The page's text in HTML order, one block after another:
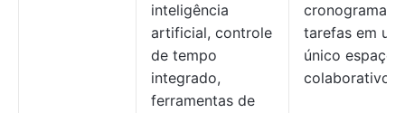
inteligência
artificial, controle
de tempo
integrado,
ferramentas de
cronogramas
tarefas em um
único espaço
colaborativo